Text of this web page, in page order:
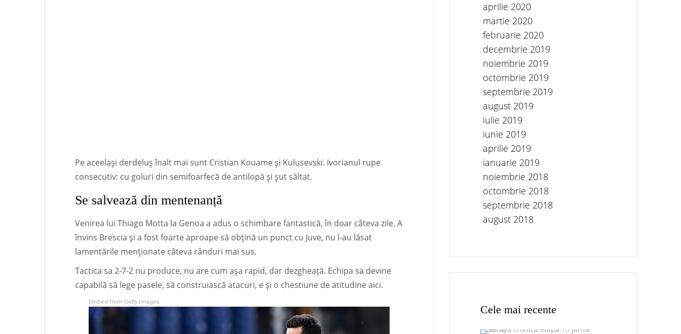
Pe aceelași derdeluș înalt mai sunt Cristian Kouame și Kulusevski. Ivorianul rupe
consecutiv: cu goluri din semifoarfecă de antilopă și șut săltat.
Se salvează din mentenanță
Venirea lui Thiago Motta la Genoa a adus o schimbare fantastică, în doar câteva zile. A
învins Brescia și a fost foarte aproape să obțină un punct cu Juve, nu l-au lăsat
lamentările menționate câteva rânduri mai sus.
Tactica sa 2-7-2 nu produce, nu are cum așa rapid, dar dezgheață. Echipa sa devine
capabilă să lege pasele, să construiască atacuri, e și o chestiune de atitudine aici.
Embed from Getty Images
aprilie 2020
martie 2020
februarie 2020
decembrie 2019
noiembrie 2019
octombrie 2019
septembrie 2019
august 2019
iulie 2019
iunie 2019
aprilie 2019
ianuarie 2019
noiembrie 2018
octombrie 2018
septembrie 2018
august 2018
Cele mai recente